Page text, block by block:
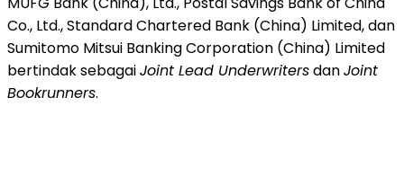
Co., Ltd., Standard Chartered Bank (China) Limited, dan
Sumitomo Mitsui Banking Corporation (China) Limited
bertindak sebagaiJoint Lead UnderwritersdanJoint
Bookrunners.